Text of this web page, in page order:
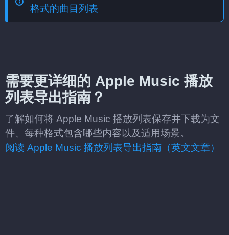
格式的曲目列表
需要更详细的 Apple Music 播放
列表导出指南？
了解如何将 Apple Music 播放列表保存并下载为文
件、每种格式包含哪些内容以及适用场景。
阅读 Apple Music 播放列表导出指南（英文文章）